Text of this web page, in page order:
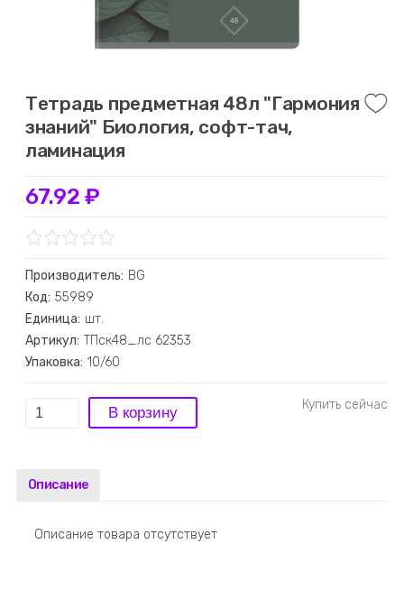
Тетрадь предметная 48л "Гармония
знаний" Биология, софт-тач,
ламинация
67.92 ₽
Производитель: BG
Код: 55989
Единица: шт.
Артикул: ТПск48_лс 62353
Упаковка: 10/60
Описание
Описание товара отсутствует